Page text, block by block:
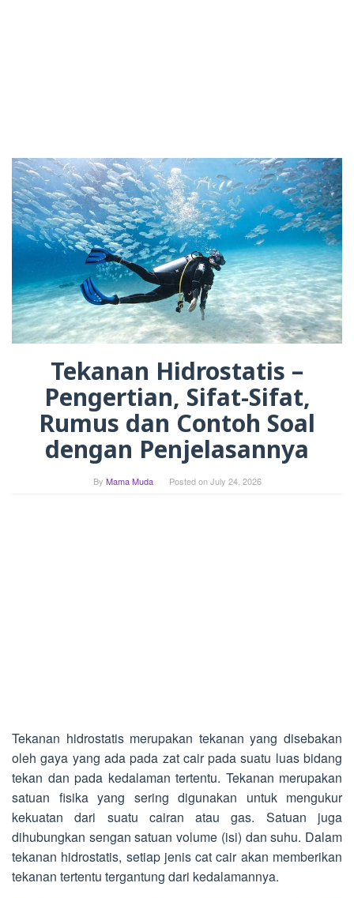
Tekanan Hidrostatis –
Pengertian, Sifat-Sifat,
Rumus dan Contoh Soal
dengan Penjelasannya
By Mama Muda Posted onJuly 24, 2026
Tekanan hidrostatis merupakan tekanan yang disebakan
oleh gaya yang ada pada zat cair pada suatu luas bidang
tekan dan pada kedalaman tertentu. Tekanan merupakan
satuan fisika yang sering digunakan untuk mengukur
kekuatan dari suatu cairan atau gas. Satuan juga
dihubungkan sengan satuan volume (isi) dan suhu. Dalam
tekanan hidrostatis, setiap jenis cat cair akan memberikan
tekanan tertentu tergantung dari kedalamannya.